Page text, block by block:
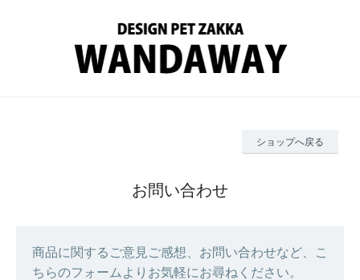
ショップへ戻る
お問い合わせ
商品に関するご意見ご感想、お問い合わせなど、こ
ちらのフォームよりお気軽にお尋ねください。